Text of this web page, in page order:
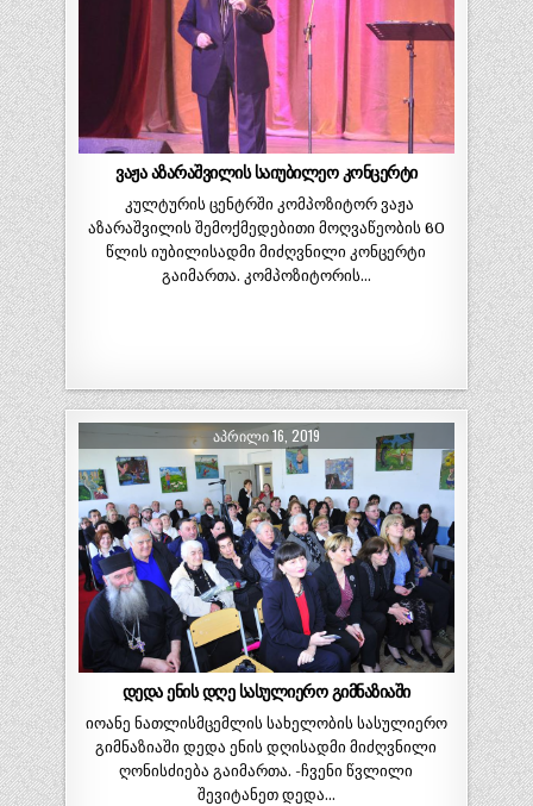
ვაჟა აზარაშვილის საიუბილეო კონცერტი
კულტურის ცენტრში კომპოზიტორ ვაჟა
აზარაშვილის შემოქმედებითი მოღვაწეობის 60
წლის იუბილისადმი მიძღვნილი კონცერტი
გაიმართა. კომპოზიტორის…
ᲐᲞᲠᲘᲚᲘ 16, 2019
დედა ენის დღე სასულიერო გიმნაზიაში
იოანე ნათლისმცემლის სახელობის სასულიერო
გიმნაზიაში დედა ენის დღისადმი მიძღვნილი
ღონისძიება გაიმართა. -ჩვენი წვლილი
შევიტანეთ დედა…